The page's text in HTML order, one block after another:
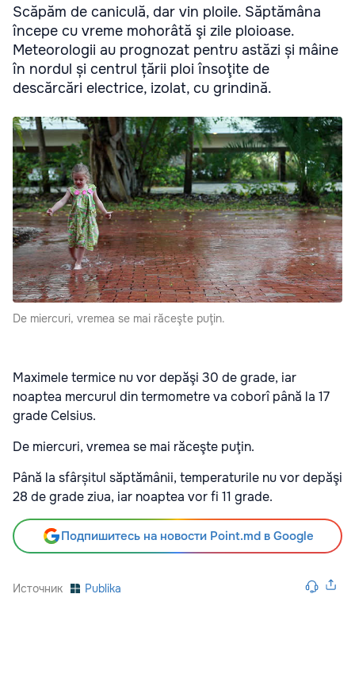
Scăpăm de caniculă, dar vin ploile. Săptămâna
începe cu vreme mohorâtă şi zile ploioase.
Meteorologii au prognozat pentru astăzi și mâine
în nordul și centrul țării ploi însoţite de
descărcări electrice, izolat, cu grindină.
De miercuri, vremea se mai răceşte puţin.
Maximele termice nu vor depăşi 30 de grade, iar
noaptea mercurul din termometre va coborî până la 17
grade Celsius.
De miercuri, vremea se mai răceşte puţin.
Până la sfârșitul săptămânii, temperaturile nu vor depăşi
28 de grade ziua, iar noaptea vor fi 11 grade.
Подпишитесь на новости Point.md в Google
Источник Publika